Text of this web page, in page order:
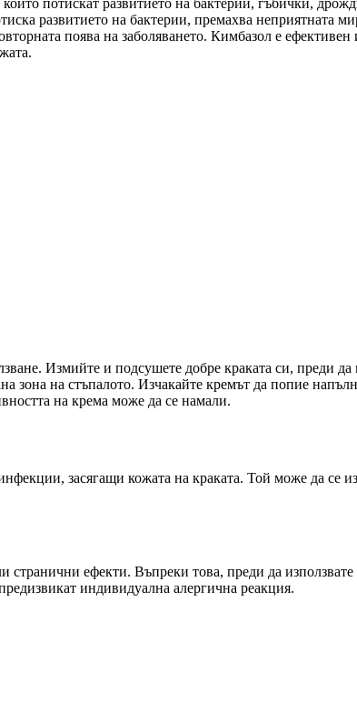
развитието на бактерии, премахва неприятната
поява на заболяването. Кимбазол е
Измийте и подсушете добре краката си, преди
зона на стъпалото. Изчакайте кремът да попие
на крема може да се намали.
засягащи кожата на краката. Той може да се
ефекти. Въпреки това, преди да
индивидуална алергична реакция.